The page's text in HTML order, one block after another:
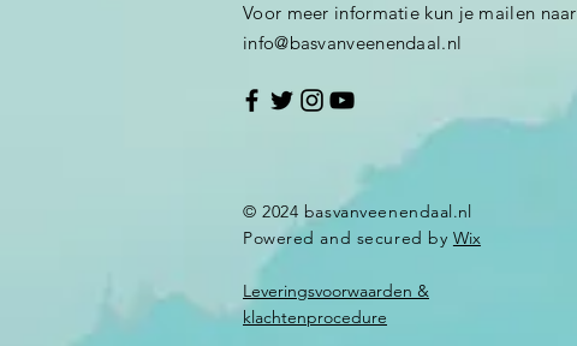
Voor meer informatie kun je mailen naar
info@basvanveenendaal.nl
© 2024 basvanveenendaal.nl
Powered and secured by Wix
Leveringsvoorwaarden &
klachtenprocedure